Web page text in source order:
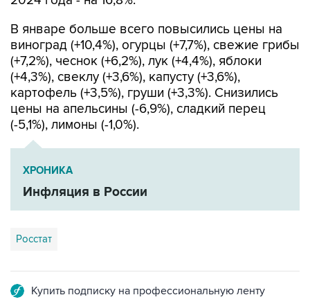
(+7,2%), чеснок (+6,2%), лук (+4,4%), яблоки
(+4,3%), свеклу (+3,6%), капусту (+3,6%),
картофель (+3,5%), груши (+3,3%). Снизились
цены на апельсины (-6,9%), сладкий перец
(-5,1%), лимоны (-1,0%).
ХРОНИКА
Инфляция в России
Росстат
Подписаться на рассылку главных новостей сайта